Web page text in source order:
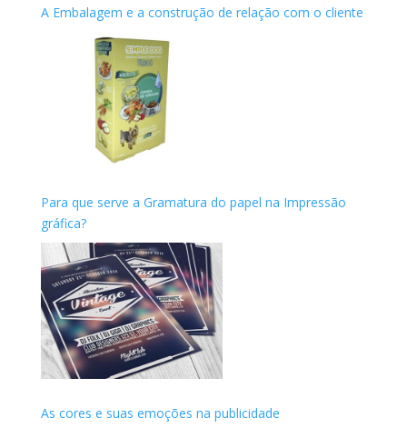
A Embalagem e a construção de relação com o cliente
Para que serve a Gramatura do papel na Impressão
gráfica?
As cores e suas emoções na publicidade